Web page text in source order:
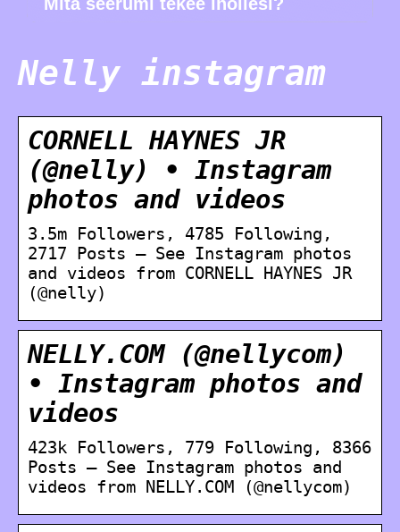
Nelly instagram
CORNELL HAYNES JR
(@nelly) • Instagram
photos and videos
3.5m Followers, 4785 Following,
2717 Posts – See Instagram photos
and videos from CORNELL HAYNES JR
(@nelly)
NELLY.COM (@nellycom)
• Instagram photos and
videos
423k Followers, 779 Following, 8366
Posts – See Instagram photos and
videos from NELLY.COM (@nellycom)